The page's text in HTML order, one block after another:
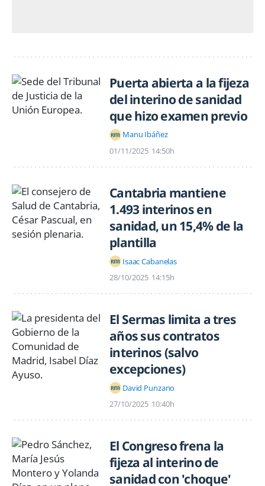
Puerta abierta a la fijeza
del interino de sanidad
que hizo examen previo
Manu Ibáñez
01/11/2025 14:50h
Cantabria mantiene
1.493 interinos en
sanidad, un 15,4% de la
plantilla
Isaac Cabanelas
28/10/2025 14:15h
El Sermas limita a tres
años sus contratos
interinos (salvo
excepciones)
David Punzano
27/10/2025 10:40h
El Congreso frena la
fijeza al interino de
sanidad con 'choque'